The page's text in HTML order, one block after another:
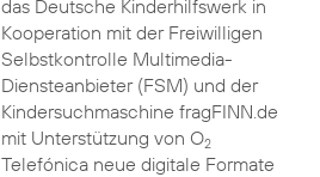
das Deutsche Kinderhilfswerk in
Kooperation mit der Freiwilligen
Selbstkontrolle Multimedia-
Diensteanbieter (FSM) und der
Kindersuchmaschine fragFINN.de
mit Unterstützung von O2
Telefónica neue digitale Formate